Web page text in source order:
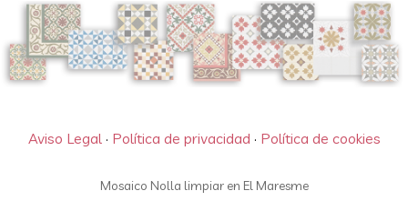
Aviso Legal · Política de privacidad · Política de cookies
Mosaico Nolla limpiar en El Maresme